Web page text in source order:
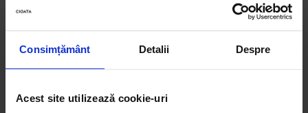
Consimțământ Detalii Despre
Acest site utilizează cookie-uri
dormit
Cu spatiu de